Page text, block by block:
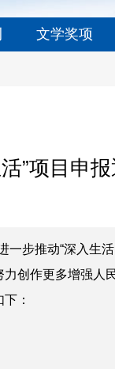
文学奖项
”项目申
步推动“深入生
创作更多增强人
：